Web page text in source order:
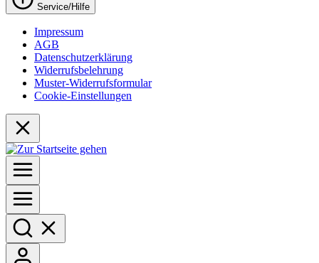
Service/Hilfe
Impressum
AGB
Datenschutzerklärung
Widerrufsbelehrung
Muster-Widerrufsformular
Cookie-Einstellungen